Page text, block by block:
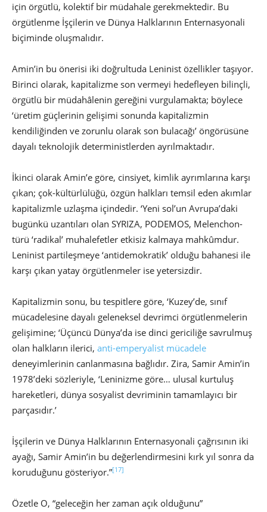
için örgütlü, kolektif bir müdahale gerekmektedir. Bu
örgütlenme İşçilerin ve Dünya Halklarının Enternasyonali
biçiminde oluşmalıdır.
Amin’in bu önerisi iki doğrultuda Leninist özellikler taşıyor.
Birinci olarak, kapitalizme son vermeyi hedefleyen bilinçli,
örgütlü bir müdahâlenin gereğini vurgulamakta; böylece
‘üretim güçlerinin gelişimi sonunda kapitalizmin
kendiliğinden ve zorunlu olarak son bulacağı’ öngörüsüne
dayalı teknolojik deterministlerden ayrılmaktadır.
İkinci olarak Amin’e göre, cinsiyet, kimlik ayrımlarına karşı
çıkan; çok-kültürlülüğü, özgün halkları temsil eden akımlar
kapitalizmle uzlaşma içindedir. ‘Yeni sol’un Avrupa’daki
bugünkü uzantıları olan SYRIZA, PODEMOS, Melenchon-
türü ‘radikal’ muhalefetler etkisiz kalmaya mahkûmdur.
Leninist partileşmeye ‘antidemokratik’ olduğu bahanesi ile
karşı çıkan yatay örgütlenmeler ise yetersizdir.
Kapitalizmin sonu, bu tespitlere göre, ‘Kuzey’de, sınıf
mücadelesine dayalı geleneksel devrimci örgütlenmelerin
gelişimine; ‘Üçüncü Dünya’da ise dinci gericiliğe savrulmuş
olan halkların ilerici, anti-emperyalist mücadele
deneyimlerinin canlanmasına bağlıdır. Zira, Samir Amin’in
1978’deki sözleriyle, ‘Leninizme göre… ulusal kurtuluş
hareketleri, dünya sosyalist devriminin tamamlayıcı bir
parçasıdır.’
İşçilerin ve Dünya Halklarının Enternasyonali çağrısının iki
ayağı, Samir Amin’in bu değerlendirmesini kırk yıl sonra da
koruduğunu gösteriyor.”[17]
Özetle O, “geleceğin her zaman açık olduğunu”